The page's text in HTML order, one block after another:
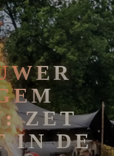
ZET
IN DE